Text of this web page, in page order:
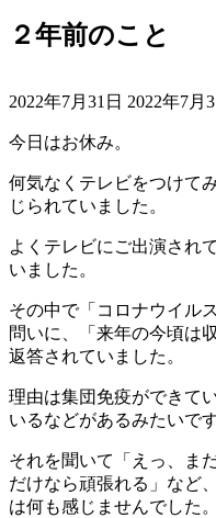
２年前のこと
2022年7月31日 終
日
時
2022年7月
今日はお休み。
何気なくテレビをつけて
じられていました。
よくテレビにご出演され
いました。
その中で「コロナウイル
問いに、「来年の今頃は
返答されていました。
理由は集団免疫ができて
いるなどがあるみたいです
それを聞いて「えっ、ま
だけなら頑張れる」など
は何も感じませんでした